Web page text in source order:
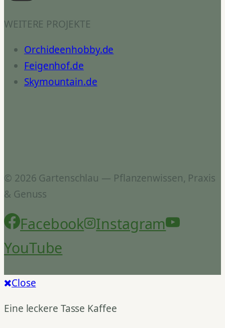
WEITERE PROJEKTE
Orchideenhobby.de
Feigenhof.de
Skymountain.de
© 2026 Gartenschlau — Pflanzenwissen, Praxis
& Genuss
Facebook
Instagram
YouTube
Close
Eine leckere Tasse Kaffee